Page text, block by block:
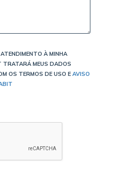
À MINHA
MEUS DADOS
OS TERMOS DE USO E AVISO